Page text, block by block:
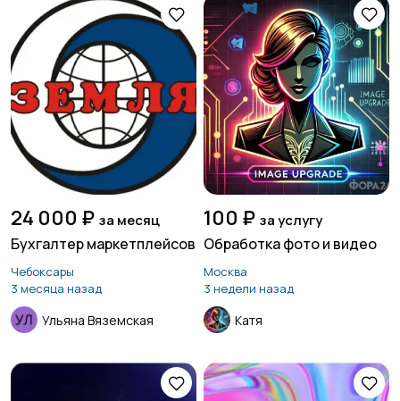
24 000 ₽ за месяц
Бухгалтер маркетплейсов
Чебоксары
3 месяца назад
Ульяна Вяземская
100 ₽ за услугу
Обработка фото и видео
Москва
3 недели назад
Катя